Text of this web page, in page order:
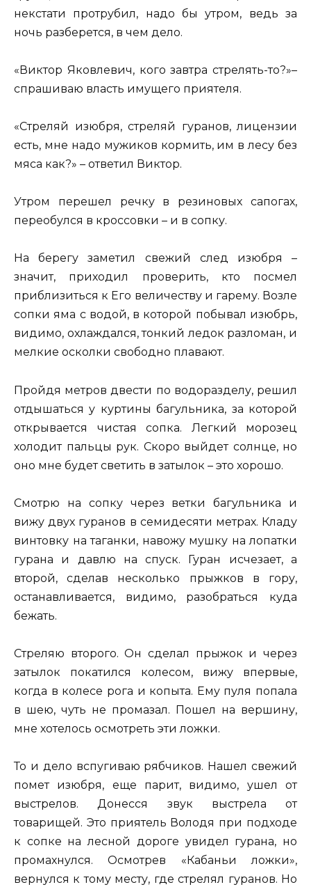
некстати протрубил, надо бы утром, ведь за
ночь разберется, в чем дело.
«Виктор Яковлевич, кого завтра стрелять-то?»–
спрашиваю власть имущего приятеля.
«Стреляй изюбря, стреляй гуранов, лицензии
есть, мне надо мужиков кормить, им в лесу без
мяса как?» – ответил Виктор.
Утром перешел речку в резиновых сапогах,
переобулся в кроссовки – и в сопку.
На берегу заметил свежий след изюбря –
значит, приходил проверить, кто посмел
приблизиться к Его величеству и гарему. Возле
сопки яма с водой, в которой побывал изюбрь,
видимо, охлаждался, тонкий ледок разломан, и
мелкие осколки свободно плавают.
Пройдя метров двести по водоразделу, решил
отдышаться у куртины багульника, за которой
открывается чистая сопка. Легкий морозец
холодит пальцы рук. Скоро выйдет солнце, но
оно мне будет светить в затылок – это хорошо.
Смотрю на сопку через ветки багульника и
вижу двух гуранов в семидесяти метрах. Кладу
винтовку на таганки, навожу мушку на лопатки
гурана и давлю на спуск. Гуран исчезает, а
второй, сделав несколько прыжков в гору,
останавливается, видимо, разобраться куда
бежать.
Стреляю второго. Он сделал прыжок и через
затылок покатился колесом, вижу впервые,
когда в колесе рога и копыта. Ему пуля попала
в шею, чуть не промазал. Пошел на вершину,
мне хотелось осмотреть эти ложки.
То и дело вспугиваю рябчиков. Нашел свежий
помет изюбря, еще парит, видимо, ушел от
выстрелов. Донесся звук выстрела от
товарищей. Это приятель Володя при подходе
к сопке на лесной дороге увидел гурана, но
промахнулся. Осмотрев «Кабаньи ложки»,
вернулся к тому месту, где стрелял гуранов. Но